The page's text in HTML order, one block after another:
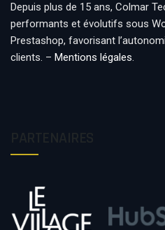
Depuis plus de 15 ans, Colmar
performants et évolutifs sous
Prestashop, favorisant
clients. – Mentions légales.